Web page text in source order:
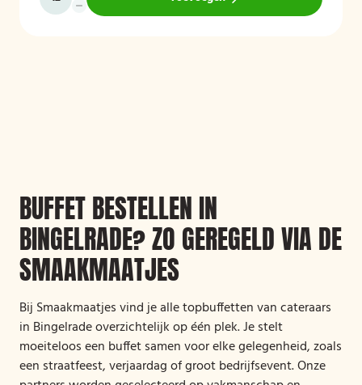
BUFFET BESTELLEN IN
BINGELRADE? ZO GEREGELD VIA DE
SMAAKMAATJES
Bij Smaakmaatjes vind je alle topbuffetten van cateraars
in Bingelrade overzichtelijk op één plek. Je stelt
moeiteloos een buffet samen voor elke gelegenheid, zoals
een straatfeest, verjaardag of groot bedrijfsevent. Onze